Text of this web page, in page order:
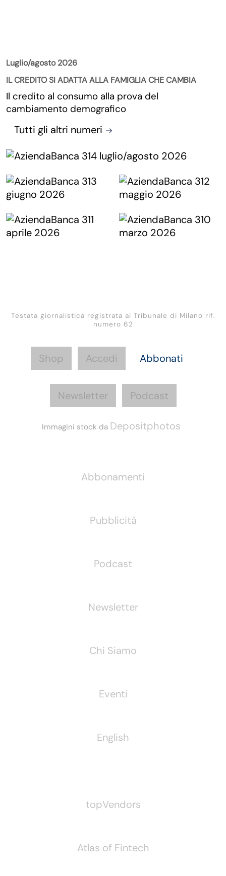
Luglio/agosto 2026
IL CREDITO SI ADATTA ALLA FAMIGLIA CHE CAMBIA
Il credito al consumo alla prova del
cambiamento demografico
Tutti gli altri numeri
Testata giornalistica registrata al Tribunale di Milano rif.
numero 62
Shop Accedi Abbonati
Newsletter Podcast
Immagini stock da Depositphotos
Abbonamenti
Pubblicità
Podcast
Newsletter
Chi Siamo
Eventi
English
topVendors
Atlas of Fintech